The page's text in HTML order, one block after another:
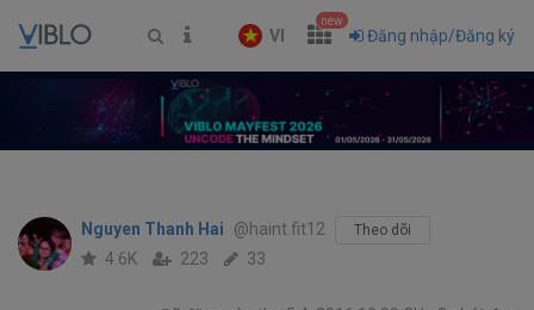
VI
new
Đăng nhập/Đăng ký
Nguyen Thanh Hai @haint.fit12 Theo dõi
4.6K 223 33